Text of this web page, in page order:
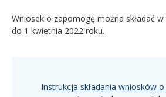
Wniosek o zapomogę można składać
do 1 kwietnia 2022 roku.
Instrukcja składania wniosków